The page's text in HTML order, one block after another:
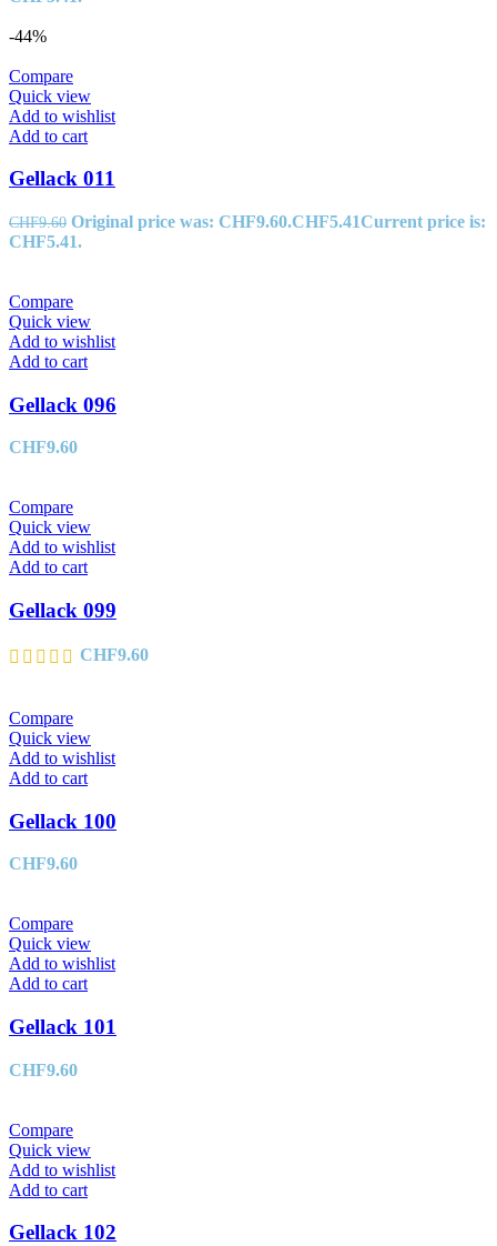
-44%
Compare
Quick view
Add to wishlist
Add to cart
Gellack 011
CHF9.60 Original price was: CHF9.60.CHF5.41Current price is:
CHF5.41.
Compare
Quick view
Add to wishlist
Add to cart
Gellack 096
CHF9.60
Compare
Quick view
Add to wishlist
Add to cart
Gellack 099
CHF9.60
Compare
Quick view
Add to wishlist
Add to cart
Gellack 100
CHF9.60
Compare
Quick view
Add to wishlist
Add to cart
Gellack 101
CHF9.60
Compare
Quick view
Add to wishlist
Add to cart
Gellack 102